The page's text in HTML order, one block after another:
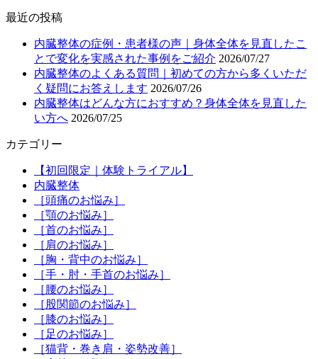
最近の投稿
内臓整体の症例・患者様の声｜身体全体を見直したこ
とで変化を実感された事例をご紹介 2026/07/27
内臓整体のよくある質問｜初めての方から多くいただ
く疑問にお答えします 2026/07/26
内臓整体はどんな方におすすめ？身体全体を見直した
い方へ 2026/07/25
カテゴリー
【初回限定｜体験トライアル】
内臓整体
［頭痛のお悩み］
［顎のお悩み］
［首のお悩み］
［肩のお悩み］
［胸・背中のお悩み］
［手・肘・手首のお悩み］
［腰のお悩み］
［股関節のお悩み］
［膝のお悩み］
［足のお悩み］
［猫背・巻き肩・姿勢改善］